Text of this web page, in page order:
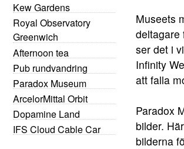
Kew Gardens
Royal Observatory
Greenwich
Afternoon tea
Pub rundvandring
Paradox Museum
ArcelorMittal Orbit
Dopamine Land
IFS Cloud Cable Car
Museets
deltagare
ser det i
Infinity
att falla
Paradox
bilder.
bilderna